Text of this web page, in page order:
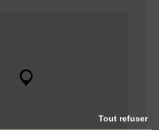
Tout refuser